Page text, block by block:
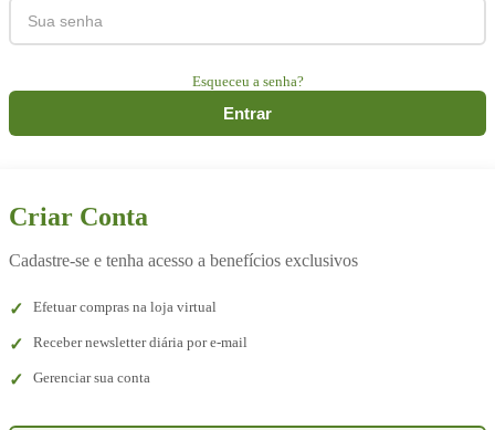
Esqueceu a senha?
Entrar
Criar Conta
Cadastre-se e tenha acesso a benefícios exclusivos
Efetuar compras na loja virtual
Receber newsletter diária por e-mail
Gerenciar sua conta